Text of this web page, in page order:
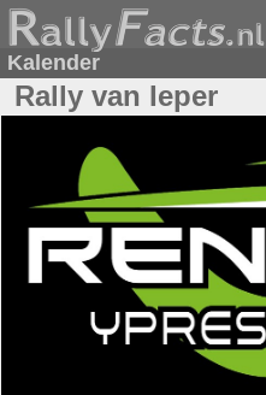
Kalender
Rally van Ieper